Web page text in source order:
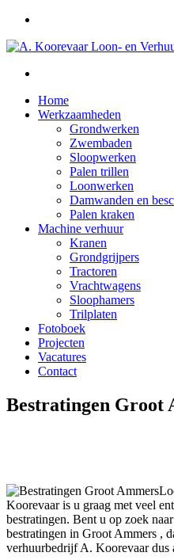
Home
Werkzaamheden
Grondwerken
Zwembaden
Sloopwerken
Palen trillen
Loonwerken
Damwanden en
Palen kraken
Machine verhuur
Kranen
Grondgrijpers
Tractoren
Vrachtwagens
Sloophamers
Trilplaten
Fotoboek
Projecten
Vacatures
Contact
Bestratingen Groot
Koorevaar is u graag met veel
bestratingen. Bent u op zoek
bestratingen in Groot Ammers ,
verhuurbedrijf A. Koorevaar dus